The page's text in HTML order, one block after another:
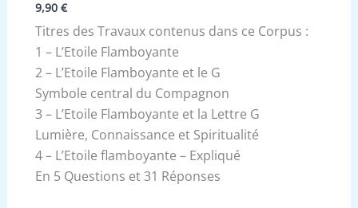
9,90 €
Titres des Travaux contenus dans ce Corpus :
1 – L’Etoile Flamboyante
2 – L’Etoile Flamboyante et le G
Symbole central du Compagnon
3 – L’Etoile Flamboyante et la Lettre G
Lumière, Connaissance et Spiritualité
4 – L’Etoile flamboyante – Expliqué
En 5 Questions et 31 Réponses